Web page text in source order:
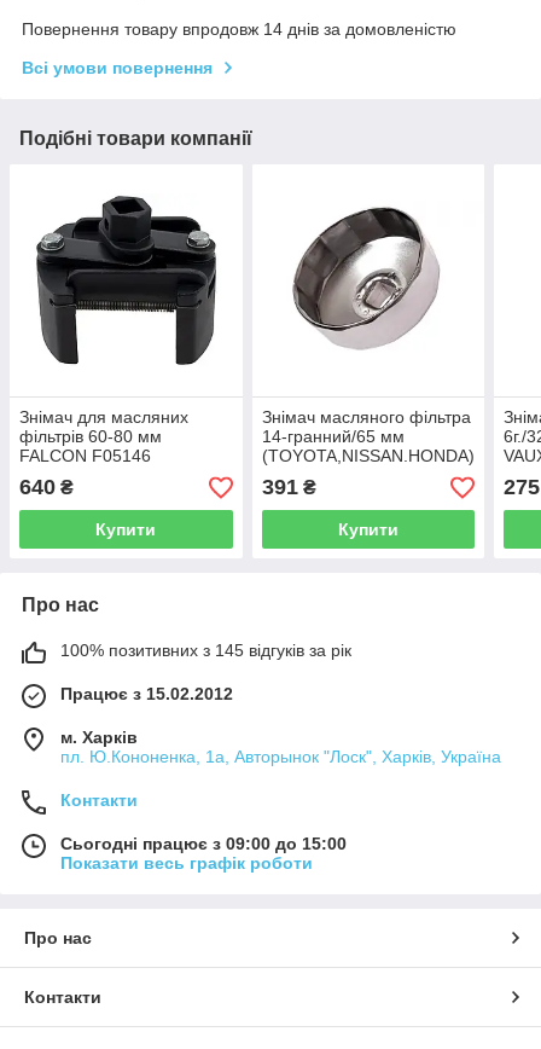
Повернення товару впродовж 14 днів за домовленістю
Всі умови повернення
Подібні товари компанії
Знімач для масляних
фільтрів 60-80 мм
FALCON F05146
640 ₴
Купити
Знімач масляного фільтра
14-гранний/65 мм
(TOYOTA,NISSAN.HONDA)
JTC 1114
391₴
Купити
6г./
275
Про нас
100% позитивних з 145 відгуків за рік
Працює з 15.02.2012
м. Харків
пл. Ю.Кононенка, 1а, Авторынок "Лоск", Харків, Україна
Контакти
Сьогодні працює з 09:00 до 15:00
Показати весь графік роботи
Про нас
Контакти